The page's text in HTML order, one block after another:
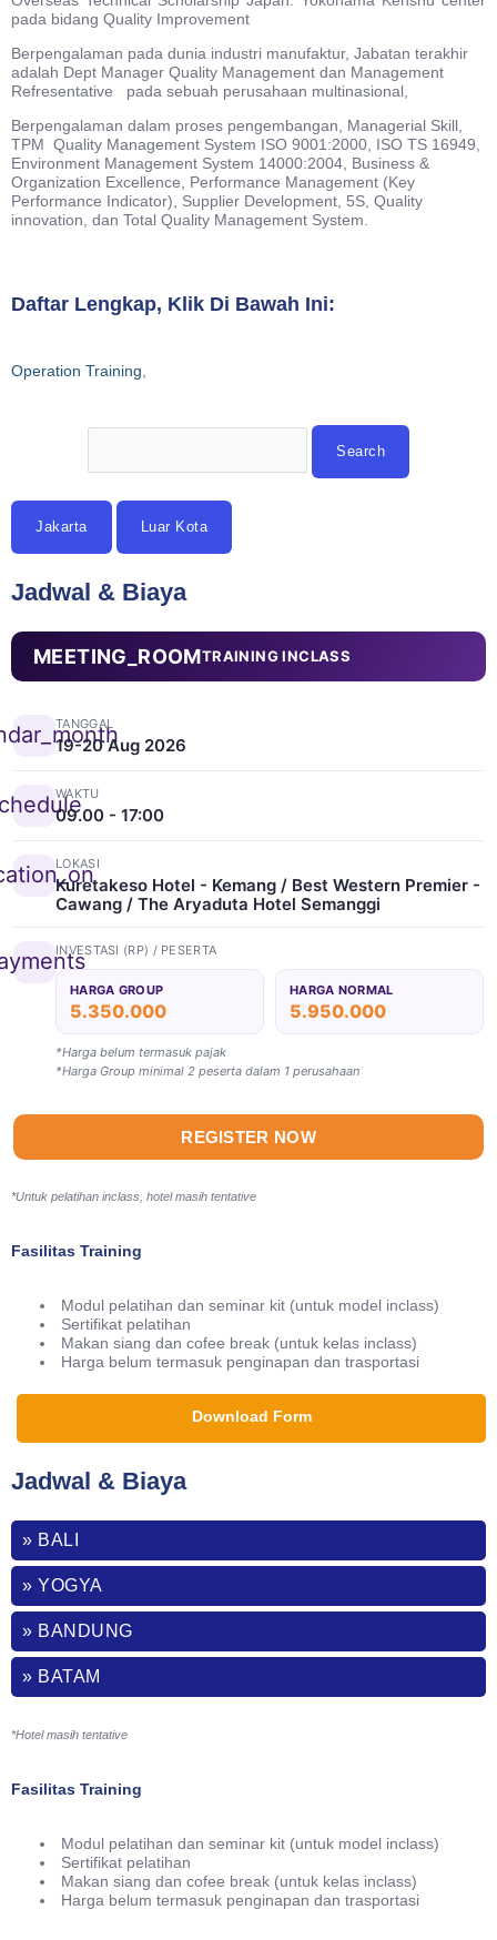
pada bidang Quality Improvement
Berpengalaman pada dunia industri manufaktur, Jabatan terakhir
adalah Dept Manager Quality Management dan Management
Refresentative pada sebuah perusahaan multinasional,
Berpengalaman dalam proses pengembangan, Managerial Skill,
TPM Quality Management System ISO 9001:2000, ISO TS 16949,
Environment Management System 14000:2004, Business &
Organization Excellence, Performance Management (Key
Performance Indicator), Supplier Development, 5S, Quality
innovation, dan Total Quality Management System.
Daftar Lengkap, Klik Di Bawah Ini:
Operation Training
Jakarta Luar Kota
Jadwal & Biaya
MEETING_ROOMTRAINING INCLASS
TANGGAL
19-20 Aug 2026
WAKTU
09.00 - 17:00
LOKASI
Kuretakeso Hotel - Kemang / Best Western Premier -
Cawang / The Aryaduta Hotel Semanggi
INVESTASI (RP) / PESERTA
HARGA GROUP
5.350.000
HARGA NORMAL
5.950.000
*Harga belum termasuk pajak
*Harga Group minimal 2 peserta dalam 1 perusahaan
REGISTER NOW
*Untuk pelatihan inclass, hotel masih tentative
Fasilitas Training
Modul pelatihan dan seminar kit (untuk model inclass)
Sertifikat pelatihan
Makan siang dan cofee break (untuk kelas inclass)
Harga belum termasuk penginapan dan trasportasi
Download Form
Jadwal & Biaya
» BALI
» YOGYA
» BANDUNG
» BATAM
*Hotel masih tentative
Fasilitas Training
Modul pelatihan dan seminar kit (untuk model inclass)
Sertifikat pelatihan
Makan siang dan cofee break (untuk kelas inclass)
Harga belum termasuk penginapan dan trasportasi